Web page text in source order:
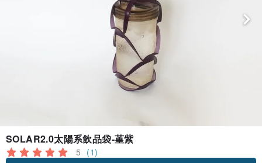
SOLAR2.0太陽系飲品袋-堇紫
5 (1)